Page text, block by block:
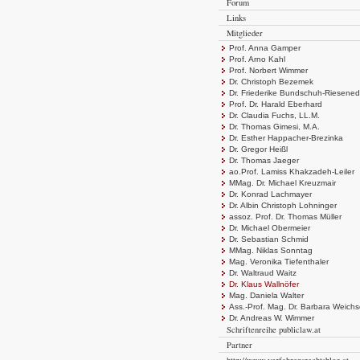
Forum
Links
Mitglieder
Prof. Anna Gamper
Prof. Arno Kahl
Prof. Norbert Wimmer
Dr. Christoph Bezemek
Dr. Friederike Bundschuh-
Prof. Dr. Harald Eberhard
Dr. Claudia Fuchs, LL.M.
Dr. Thomas Gimesi, M.A.
Dr. Esther Happacher-Brezinka
Dr. Gregor Heißl
Dr. Thomas Jaeger
ao.Prof. Lamiss Khakzadeh-Leiler
MMag. Dr. Michael Kreuzmair
Dr. Konrad Lachmayer
Dr. Albin Christoph Lohninger
assoz. Prof. Dr. Thomas Müller
Dr. Michael Obermeier
Dr. Sebastian Schmid
MMag. Niklas Sonntag
Mag. Veronika Tiefenthaler
Dr. Waltraud Waitz
Dr. Klaus Wallnöfer
Mag. Daniela Walter
Ass.-Prof. Mag. Dr. Barbara
Dr. Andreas W. Wimmer
Schriftenreihe publiclaw.at
Partner